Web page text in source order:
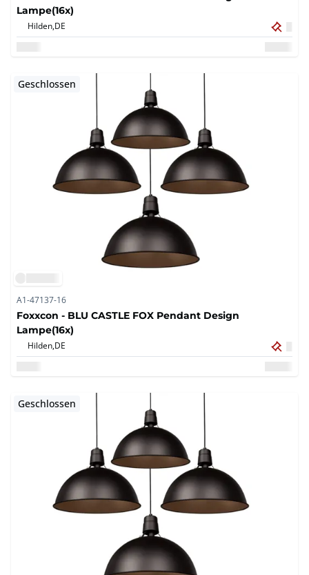
Lampe(16x)
Hilden,DE
Geschlossen
A1-47137-16
Foxxcon - BLU CASTLE FOX Pendant Design
Lampe(16x)
Hilden,DE
Geschlossen